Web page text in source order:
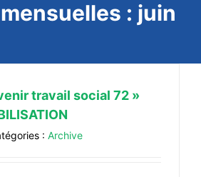
bascule
: juin
travail social 72 »
: Archive